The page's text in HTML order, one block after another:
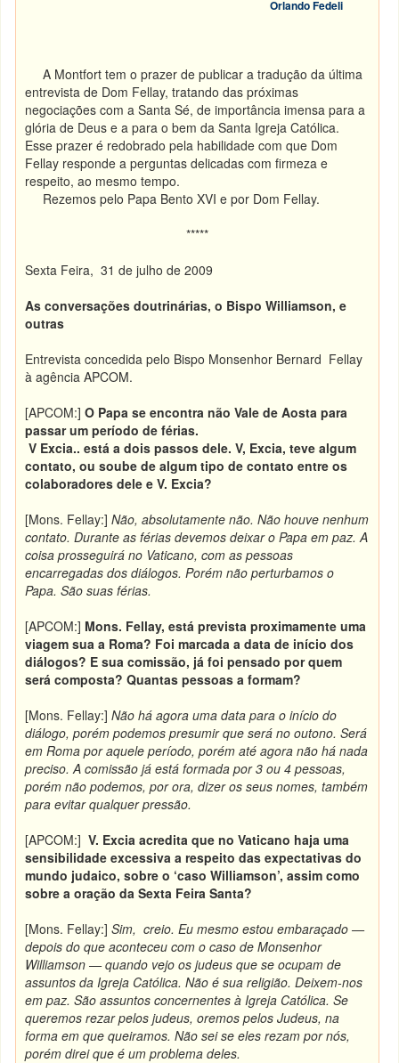
Orlando Fedeli
A Montfort tem o prazer de publicar a tradução da última
entrevista de Dom Fellay, tratando das próximas
negociações com a Santa Sé, de importância imensa para a
glória de Deus e a para o bem da Santa Igreja Católica.
Esse prazer é redobrado pela habilidade com que Dom
Fellay responde a perguntas delicadas com firmeza e
respeito, ao mesmo tempo.
Rezemos pelo Papa Bento XVI e por Dom Fellay.
*****
Sexta Feira, 31 de julho de 2009
As conversações doutrinárias, o Bispo Williamson, e
outras
Entrevista concedida pelo Bispo Monsenhor Bernard Fellay
à agência APCOM.
[APCOM:]O Papa se encontra não Vale de Aosta para
passar um período de férias.
V Excia.. está a dois passos dele. V, Excia, teve algum
contato, ou soube de algum tipo de contato entre os
colaboradores dele e V. Excia?
[Mons. Fellay:]Não, absolutamente não. Não houve nenhum
contato. Durante as férias devemos deixar o Papa em paz. A
coisa prosseguirá no Vaticano, com as pessoas
encarregadas dos diálogos. Porém não perturbamos o
Papa. São suas férias.
[APCOM:] Mons. Fellay, está prevista proximamente uma
viagem sua a Roma? Foi marcada a data de início dos
diálogos? E sua comissão, já foi pensado por quem
será composta? Quantas pessoas a formam?
[Mons. Fellay:]Não há agora uma data para o início do
diálogo, porém podemos presumir que será no outono. Será
em Roma por aquele período, porém até agora não há nada
preciso. A comissão já está formada por 3 ou 4 pessoas,
porém não podemos, por ora, dizer os seus nomes, também
para evitar qualquer pressão.
[APCOM:]V. Excia acredita que no Vaticano haja uma
sensibilidade excessiva a respeito das expectativas do
mundo judaico, sobre o ‘caso Williamson’, assim como
sobre a oração da Sexta Feira Santa?
[Mons. Fellay:]Sim, creio. Eu mesmo estou embaraçado —
depois do que aconteceu com o caso de Monsenhor
Williamson — quando vejo os judeus que se ocupam de
assuntos da Igreja Católica. Não é sua religião. Deixem-nos
em paz. São assuntos concernentes à Igreja Católica. Se
queremos rezar pelos judeus, oremos pelos Judeus, na
forma em que queiramos. Não sei se eles rezam por nós,
porém direi que é um problema deles.